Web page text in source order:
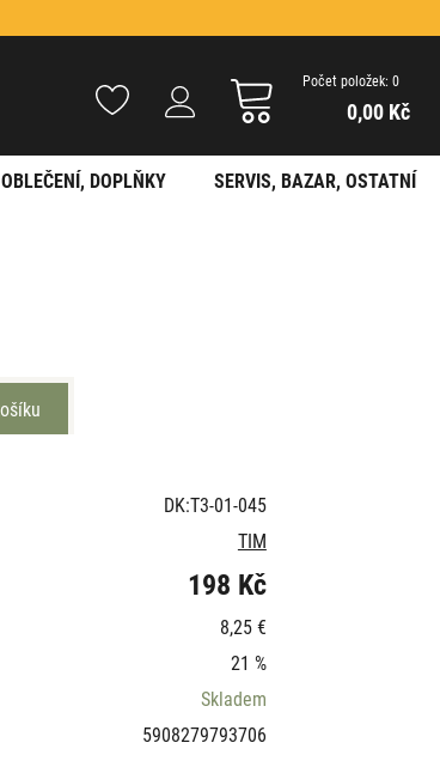
Počet položek: 0
0,00 Kč
OBLEČENÍ, DOPLŇKY SERVIS, BAZAR, OSTATNÍ
DK:T3-01-045
TIM
198 Kč
8,25 €
21 %
Skladem
5908279793706